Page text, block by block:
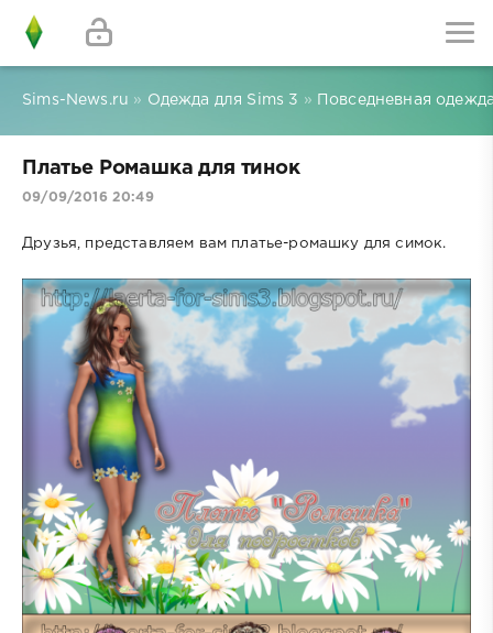
Sims-News.ru » Одежда для Sims 3 » Повседневная
Платье Ромашка для тинок
09/09/2016 20:49
Друзья, представляем вам платье-ромашку для симок.